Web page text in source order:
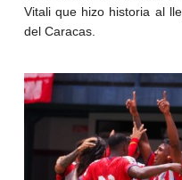
Vitali que hizo historia al
del Caracas.